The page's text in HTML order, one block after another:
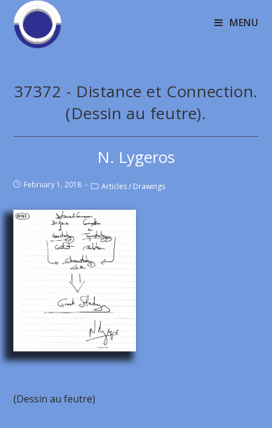
MENU
37372 - Distance et Connection.
(Dessin au feutre).
N. Lygeros
February 1, 2018 Articles / Drawings
(Dessin au feutre)